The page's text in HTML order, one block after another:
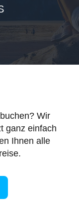
Wir
ganz einfach
Ihnen alle